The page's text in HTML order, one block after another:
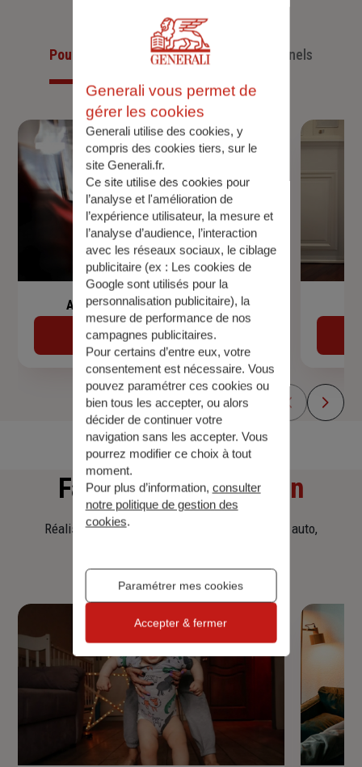
Pour les particuliersPour les professionnels
Assurance de prêt immobilier
Découvrir
Faitesune simulation
Réalisez une simulation tarifaire d'assurance, auto,
Generali vous permet de
gérer les cookies
Generali utilise des cookies, y
compris des cookies tiers, sur le
site Generali.fr.
Ce site utilise des cookies pour
l’analyse et l'amélioration de
l’expérience utilisateur, la mesure et
l’analyse d’audience, l’interaction
avec les réseaux sociaux, le ciblage
publicitaire (ex : Les cookies de
Google sont utilisés pour la
personnalisation publicitaire), la
mesure de performance de nos
campagnes publicitaires.
Pour certains d’entre eux, votre
consentement est nécessaire. Vous
pouvez paramétrer ces cookies ou
bien tous les accepter, ou alors
décider de continuer votre
navigation sans les accepter. Vous
pourrez modifier ce choix à tout
moment.
Pour plus d’information, consulter
notre politique de gestion des
cookies.
Paramétrer mes cookies
Accepter & fermer